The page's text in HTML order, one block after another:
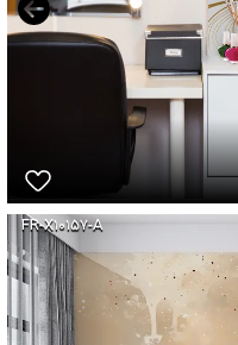
FR-X۱۰۱۵۷-A